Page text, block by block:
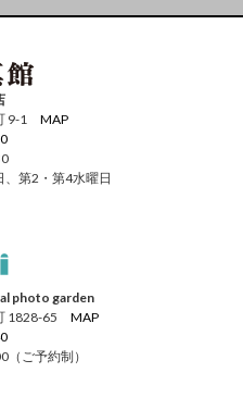
9-1 MAP
、第2・第4水曜日
photo garden
1828-65 MAP
（ご予約制）